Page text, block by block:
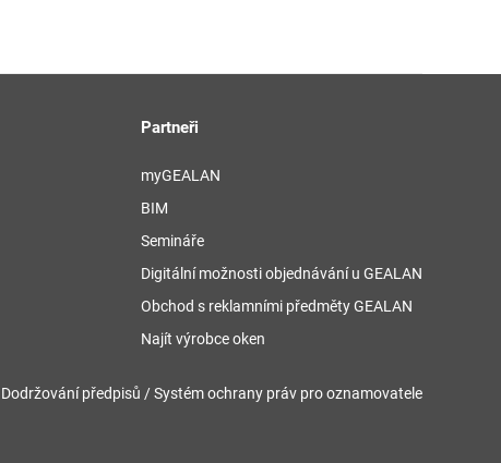
Partneři
myGEALAN
BIM
Semináře
Digitální možnosti objednávání u GEALAN
Obchod s reklamními předměty GEALAN
Najít výrobce oken
Dodržování předpisů / Systém ochrany práv pro oznamovatele